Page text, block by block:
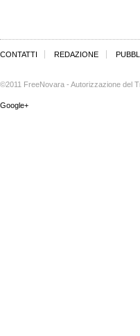
CONTATTI REDAZIONE
©2011 FreeNovara - Autorizzazione del
Google+